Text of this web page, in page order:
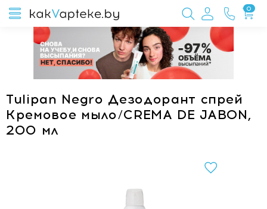
0
Tulipan Negro Дезодорант спрей
Кремовое мыло/CREMA DE JABON,
200 мл